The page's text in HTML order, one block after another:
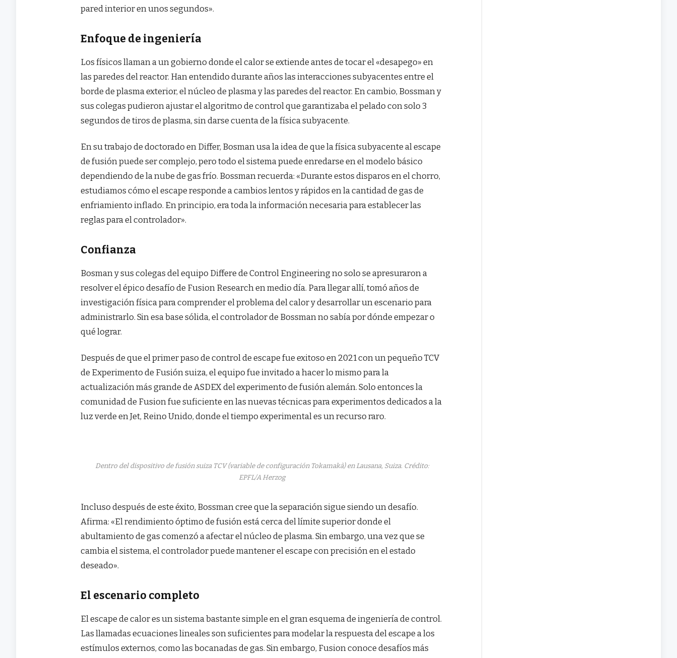
pared interior en unos segundos».
Enfoque de ingeniería
Los físicos llaman a un gobierno donde el calor se extiende antes de tocar el «desapego» en
las paredes del reactor. Han entendido durante años las interacciones subyacentes entre el
borde de plasma exterior, el núcleo de plasma y las paredes del reactor. En cambio, Bossman y
sus colegas pudieron ajustar el algoritmo de control que garantizaba el pelado con solo 3
segundos de tiros de plasma, sin darse cuenta de la física subyacente.
En su trabajo de doctorado en Differ, Bosman usa la idea de que la física subyacente al escape
de fusión puede ser complejo, pero todo el sistema puede enredarse en el modelo básico
dependiendo de la nube de gas frío. Bossman recuerda: «Durante estos disparos en el chorro,
estudiamos cómo el escape responde a cambios lentos y rápidos en la cantidad de gas de
enfriamiento inflado. En principio, era toda la información necesaria para establecer las
reglas para el controlador».
Confianza
Bosman y sus colegas del equipo Differe de Control Engineering no solo se apresuraron a
resolver el épico desafío de Fusion Research en medio día. Para llegar allí, tomó años de
investigación física para comprender el problema del calor y desarrollar un escenario para
administrarlo. Sin esa base sólida, el controlador de Bossman no sabía por dónde empezar o
qué lograr.
Después de que el primer paso de control de escape fue exitoso en 2021 con un pequeño TCV
de Experimento de Fusión suiza, el equipo fue invitado a hacer lo mismo para la
actualización más grande de ASDEX del experimento de fusión alemán. Solo entonces la
comunidad de Fusion fue suficiente en las nuevas técnicas para experimentos dedicados a la
luz verde en Jet, Reino Unido, donde el tiempo experimental es un recurso raro.
Dentro del dispositivo de fusión suiza TCV (variable de configuración Tokamakà) en Lausana, Suiza. Crédito:
EPFL/A Herzog
Incluso después de este éxito, Bossman cree que la separación sigue siendo un desafío.
Afirma: «El rendimiento óptimo de fusión está cerca del límite superior donde el
abultamiento de gas comenzó a afectar el núcleo de plasma. Sin embargo, una vez que se
cambia el sistema, el controlador puede mantener el escape con precisión en el estado
deseado».
El escenario completo
El escape de calor es un sistema bastante simple en el gran esquema de ingeniería de control.
Las llamadas ecuaciones lineales son suficientes para modelar la respuesta del escape a los
estímulos externos, como las bocanadas de gas. Sin embargo, Fusion conoce desafíos más